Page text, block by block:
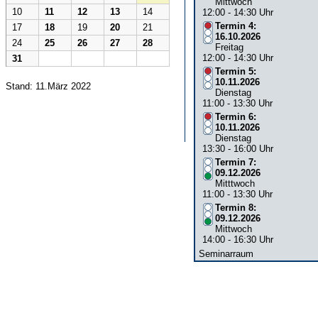
10
11 12 13
14
17
18 19 20
21
24
25 26 27
28
31
Stand: 11.März 2022
12:00 - 14:30 Uhr
Termin 4:
16.10.2026
Freitag
12:00 - 14:30 Uhr
Termin 5:
10.11.2026
Dienstag
11:00 - 13:30 Uhr
Termin 6:
10.11.2026
Dienstag
13:30 - 16:00 Uhr
Termin 7:
09.12.2026
Mitttwoch
11:00 - 13:30 Uhr
Termin 8:
09.12.2026
Mittwoch
14:00 - 16:30 Uhr
Seminarraum